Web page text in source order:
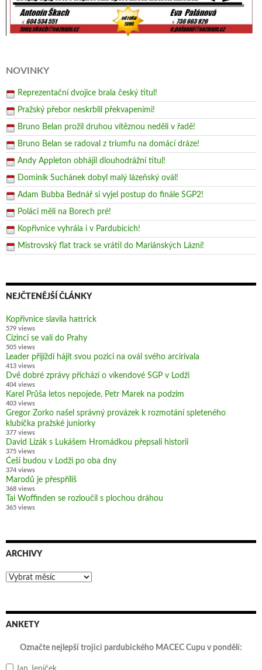
NOVINKY
Reprezentační dvojice brala český titul!
Pražský přebor neskrblil překvapeními!
Bruno Belan prožil druhou vítěznou neděli v řadě!
Bruno Belan se radoval z triumfu na domácí dráze!
Andy Appleton obhájil dlouhodrážní titul!
Dominik Suchánek dobyl malý lázeňský ovál!
Adam Bubba Bednář si vyjel postup do finále SGP2!
Poláci měli na Borech pré!
Kopřivnice vyhrála i v Pardubicích!
Mistrovský flat track se vrátil do Mariánských Lázní!
NEJČTENĚJŠÍ ČLÁNKY
Kopřivnice slavila hattrick
579 views
Cizinci se valí do Prahy
505 views
Leader přijíždí hájit svou pozici na ovál svého arcirivala
413 views
Dvě dobré zprávy přichází o víkendové SGP v Lodži
404 views
Karel Průša letos nepojede, Petr Marek na podzim
403 views
Gregor Zorko našel správný provázek k rozmotání spleteného
klubíčka pražské juniorky
377 views
David Lizák s Lukášem Hromádkou přepsali historii
375 views
Češi budou v Lodži po oba dny
374 views
Marodů je přespříliš
368 views
Tai Woffinden se rozloučil s plochou dráhou
365 views
ARCHIVY
Archivy
ANKETY
Označte nejlepší trojici pardubického MACEC Cupu v pondělí: